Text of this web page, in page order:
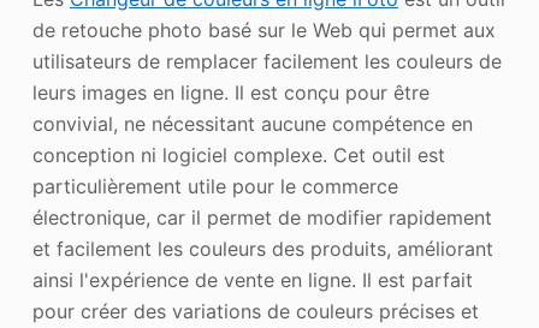
de retouche photo basé sur le Web qui permet aux
utilisateurs de remplacer facilement les couleurs de
leurs images en ligne. Il est conçu pour être
convivial, ne nécessitant aucune compétence en
conception ni logiciel complexe. Cet outil est
particulièrement utile pour le commerce
électronique, car il permet de modifier rapidement
et facilement les couleurs des produits, améliorant
ainsi l'expérience de vente en ligne. Il est parfait
pour créer des variations de couleurs précises et